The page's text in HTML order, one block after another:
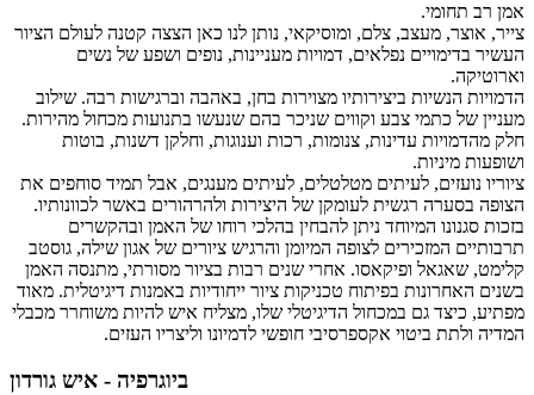
אמן רב תחומי.
צייר, אוצר, מעצב, צלם, ומוסיקאי, נותן לנו כאן הצצה קטנה לעולם הציור
העשיר בדימויים נפלאים, דמויות מעניינות, נופים ושפע של נשים
וארוטיקה.
הדמויות הנשיות ביצירותיו מצוירות בחן, באהבה וברגישות רבה. שילוב
מעניין של כתמי צבע וקווים שניכר בהם שנעשו בתנועות מכחול מהירות.
חלק מהדמויות עדינות, צנומות, רכות וענוגות, וחלקן דשנות, בוטות
ושופעות מיניות.
ציוריו נועזים, לעיתים מטלטלים, לעיתים מענגים, אבל תמיד סוחפים את
הצופה בסערה רגשית לעומקן של היצירות ולהרהורים באשר לכוונותיו.
בזכות סגנונו המיוחד ניתן להבחין בהלכי רוחו של האמן ובהקשרים
תרבותיים המזכירים לצופה המיומן והרגיש ציורים של אגון שילה, גוסטב
קלימט, שאגאל ופיקאסו. אחרי שנים רבות בציור מסורתי, מתנסה האמן
בשנים האחרונות בפיתוח טכניקות ציור ייחודיות באמנות דיגיטלית. מאוד
מפתיע, כיצד גם במכחול הדיגיטלי שלו, מצליח איש להיות משוחרר מכבלי
המדיה ולתת ביטוי אקספרסיבי חופשי לדמיונו וליצריו העזים.
ביוגרפיה - איש גורדון